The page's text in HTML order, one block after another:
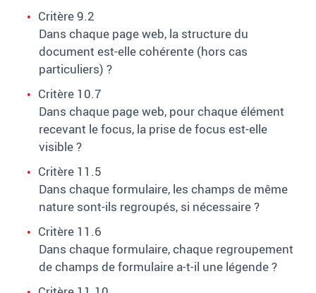
Critère 9.2
Dans chaque page web, la structure du
document est-elle cohérente (hors cas
particuliers) ?
Critère 10.7
Dans chaque page web, pour chaque élément
recevant le focus, la prise de focus est-elle
visible?
Critère 11.5
Dans chaque formulaire, les champs de même
nature sont-ils regroupés, si nécessaire?
Critère 11.6
Dans chaque formulaire, chaque regroupement
de champs de formulaire a-t-il une légende?